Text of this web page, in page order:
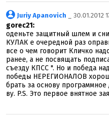
Juriy Apanovich _ 30.01.2012
gorec21:
оденьте защитный шлем и
КУЛАК е очередной раз
все о чем говорит Кличко
ранее, а не посвящать
съезду КПСС ". Но и победа
победы НЕРЕГИОНАЛОВ
брать за основу
ву. P.S. Это первое внятное